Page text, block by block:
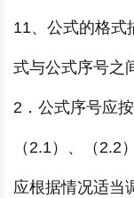
11、公式的格式
式与公式序号之
2．公式序号应
（2.1）、（2.2
应根据情况适当